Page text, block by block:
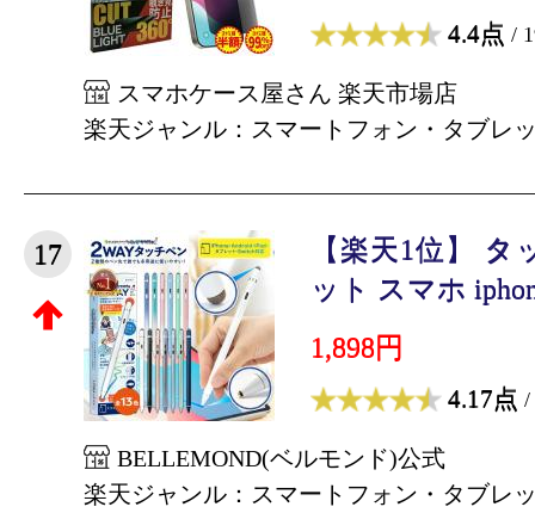
4.4点 /
スマホケース屋さん 楽天市場店
楽天ジャンル：スマートフォン・タブレ
17
【楽天1位】
ット スマホ
1,898円
4.17点 /
BELLEMOND(ベルモンド)公式
楽天ジャンル：スマートフォン・タブレ